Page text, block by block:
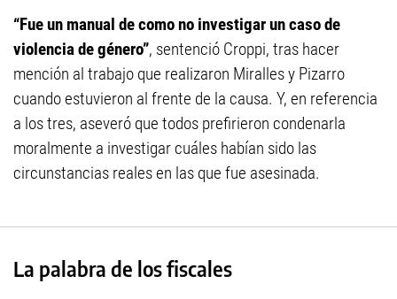
“Fue un manual de como no investigar un caso de
violencia de género”, sentenció Croppi, tras hacer
mención al trabajo que realizaron Miralles y Pizarro
cuando estuvieron al frente de la causa. Y, en referencia
a los tres, aseveró que todos prefirieron condenarla
moralmente a investigar cuáles habían sido las
circunstancias reales en las que fue asesinada.
La palabra de los fiscales